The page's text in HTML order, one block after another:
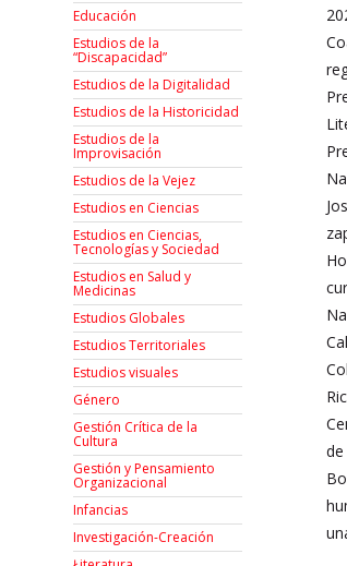
Educación
Estudios de la
“Discapacidad”
Estudios de la Digitalidad
Estudios de la Historicidad
Estudios de la
Improvisación
Estudios de la Vejez
Estudios en Ciencias
Estudios en Ciencias,
Tecnologías y Sociedad
Estudios en Salud y
Medicinas
Estudios Globales
Estudios Territoriales
Estudios visuales
Género
Gestión Crítica de la
Cultura
Gestión y Pensamiento
Organizacional
Infancias
Investigación-Creación